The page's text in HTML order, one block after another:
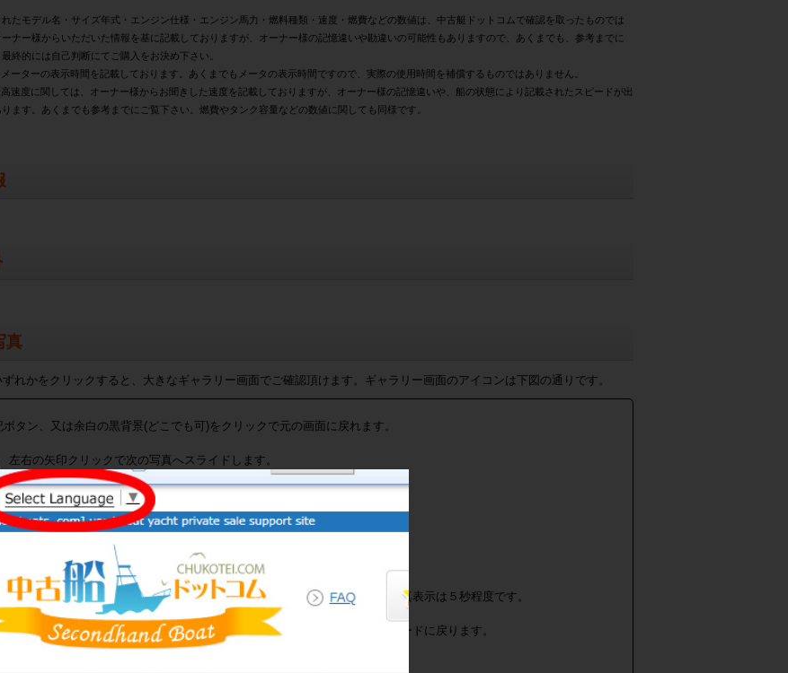
たモデル名・サイズ年式・エンジン仕様・エンジン馬力・燃料種類・速度・燃費などの数値は、中古艇ドットコムで確認を取ったものでは
ナー様からいただいた情報を基に記載しておりますが、オーナー様の記憶違いや勘違いの可能性もありますので、あくまでも、参考までに
終的には自己判断にてご購入をお決め下さい。
ーターの表示時間を記載しております。あくまでもメータの表示時間ですので、実際の使用時間を補償するものではありません。
速度に関しては、オーナー様からお聞きした速度を記載しておりますが、オーナー様の記憶違いや、船の状態により記載されたスピードが出
ます。あくまでも参考までにご覧下さい。燃費やタンク容量などの数値に関しても同様です。
真
れかをクリックすると、大きなギャラリー画面でご確認頂けます。ギャラリー画面のアイコンは下図の通りです。
ボタン、又は余白の黒背景(どこでも可)をクリックで元の画面に戻れます。
左右の矢印クリックで次の写真へスライドします。
並んでいるサムネイル（小さい写真）を消したい場合
写真の一部分を拡大、または縮小したい場合にクリックしてください。
を拡大しすぎた場合に、元の写真の倍率（等倍）に戻します。
ックすると、写真を自動で次に送るスライドショーが開始します。１枚の写真表示は５秒程度です。
ラリーを全画面モードで閲覧できます。もう一度クリックすると元の画面モードに戻ります。